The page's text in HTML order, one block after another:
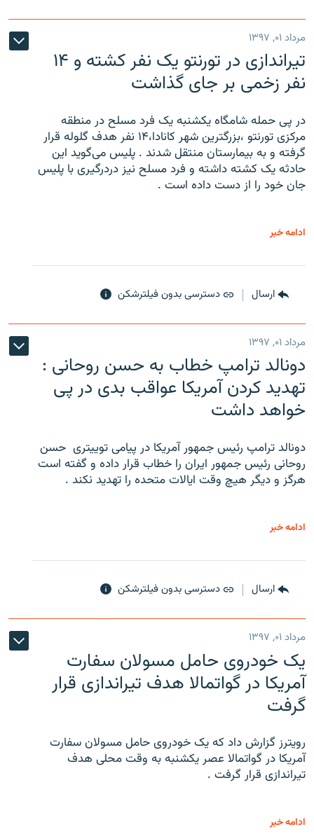
مرداد ۰۱, ۱۳۹۷
تیراندازی در تورنتو یک نفر کشته و ۱۴
نفر زخمی بر جای گذاشت
در پی حمله شامگاه یکشنبه یک فرد مسلح در منطقه
مرکزی تورنتو ،‌بزرگترین شهر کانادا،۱۴ نفر هدف گلوله قرار
گرفته و به بیمارستان منتقل شدند . پلیس می‌گوید این
حادثه یک کشته داشته و فرد مسلح نیز دردرگیری با پلیس
جان خود را از دست داده است .
ادامه خبر
ارسال دسترسی بدون فیلترشکن
مرداد ۰۱, ۱۳۹۷
دونالد ترامپ خطاب به حسن روحانی :
تهدید کردن آمریکا عواقب بدی در پی
خواهد داشت
دونالد ترامپ رئیس جمهور آمریکا در پیامی توییتری ‌ حسن
روحانی رئیس جمهور ایران را خطاب قرار داده و گفته است
هرگز و دیگر هیچ وقت ایالات متحده را تهدید نکند .
ادامه خبر
ارسال دسترسی بدون فیلترشکن
مرداد ۰۱, ۱۳۹۷
یک خودروی حامل مسولان سفارت
آمریکا در گواتمالا هدف تیراندازی قرار
گرفت
رویترز گزارش داد که یک خودروی حامل مسولان سفارت
آمریکا در گواتمالا عصر یکشنبه به وقت محلی هدف
تیراندازی قرار گرفت .
ادامه خبر